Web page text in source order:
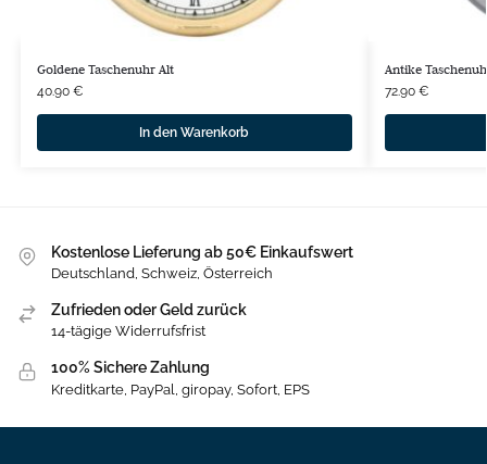
Goldene Taschenuhr Alt
40.90 €
In den Warenkorb
Antike
72.90 €
Kostenlose Lieferung ab 50€ Einkaufswert
Deutschland, Schweiz, Österreich
Zufrieden oder Geld zurück
14-tägige Widerrufsfrist
100% Sichere Zahlung
Kreditkarte, PayPal, giropay, Sofort, EPS